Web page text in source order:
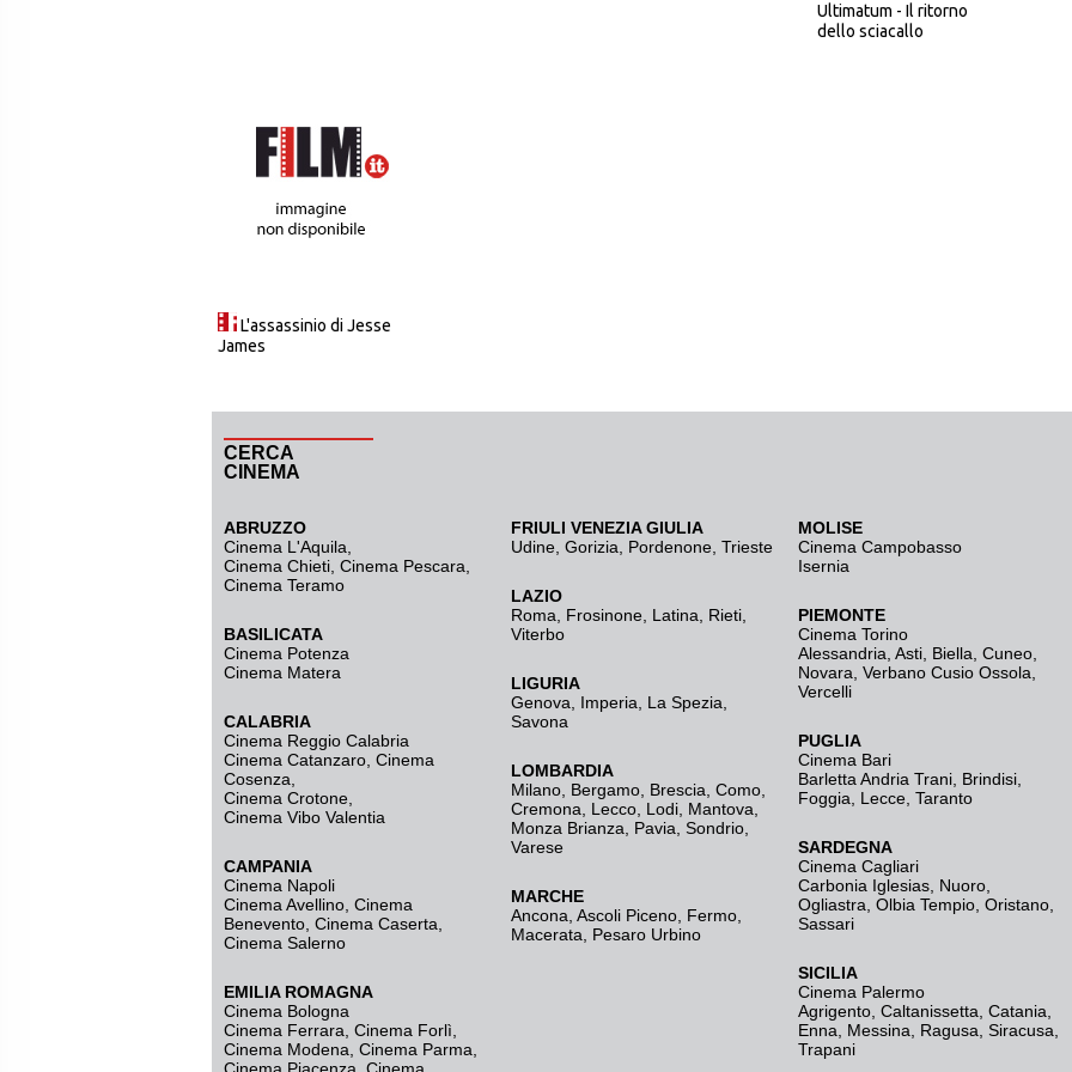
Ultimatum - Il ritorno
dello sciacallo
L'assassinio di Jesse
James
CERCA
CINEMA
ABRUZZO
Cinema L'Aquila
Cinema Chieti, Cinema Pescara,
Cinema Teramo
BASILICATA
Cinema Potenza
Cinema Matera
CALABRIA
Cinema Reggio Calabria
Cinema Catanzaro Cinema
Cosenza
Cinema Crotone
Cinema Vibo Valentia
CAMPANIA
Cinema Napoli
Cinema Avellino Cinema
Benevento Cinema Caserta
Cinema Salerno
EMILIA ROMAGNA
Cinema Bologna
Cinema Ferrara Cinema Forlì
Cinema Modena Cinema Parma
FRIULI VENEZIA GIULIA
Udine Gorizia Pordenone Trieste
LAZIO
Roma
Frosinone Latina Rieti
Viterbo
LIGURIA
Genova
Imperia La Spezia
Savona
LOMBARDIA
Milano Bergamo Brescia, Como
Cremona
Lecco Lodi Mantova
Monza Brianza
Pavia Sondrio
Varese
MARCHE
Ancona Ascoli Piceno Fermo
Macerata
Pesaro Urbino
MOLISE
Cinema Campobasso
Isernia
PIEMONTE
Cinema Torino
Alessandria Asti Biella Cuneo
Novara Verbano Cusio Ossola
Vercelli
PUGLIA
Cinema Bari
Barletta Andria Trani Brindisi
Foggia
Lecce Taranto
SARDEGNA
Cinema Cagliari
Carbonia Iglesias Nuoro
Ogliastra Olbia Tempio Oristano
Sassari
SICILIA
Cinema Palermo
Agrigento Caltanissetta Catania
Enna
Messina Ragusa Siracusa
Trapani